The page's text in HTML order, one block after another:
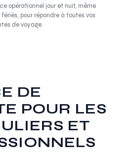
opérationnel jour et nuit, même
fériés, pour répondre à toutes vos
de voyage.
DE
POUR LES
ET